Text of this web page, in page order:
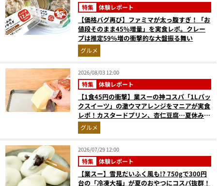
特集 体験レポート
【価格バグ再び】ファミマが太っ腹すぎ！「お
値段そのまま45%増量」を実食レポ。クレー
プは推定59%増の衝撃的な大盤振る舞い
グルメ
2026/08/03 12:00
特集 体験レポート
【1食45円の衝撃】業スーの神コスパ「1Lパッ
クスイーツ」の激ウマアレンジをマニアが実食
レポ！カスタードプリン、杏仁豆腐…夏休みの
おやつに最強すぎた
グルメ
2026/07/29 12:00
特集 体験レポート
【業スー】雪見だいふく風も!? 750gで300円
台の「冷凍大福」が夏のおやつにコスパ抜群！